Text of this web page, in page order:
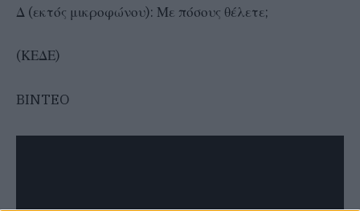
Δ (εκτός μικροφώνου): Με πόσους θέλετε;
(ΚΕΔΕ)
BINTEO